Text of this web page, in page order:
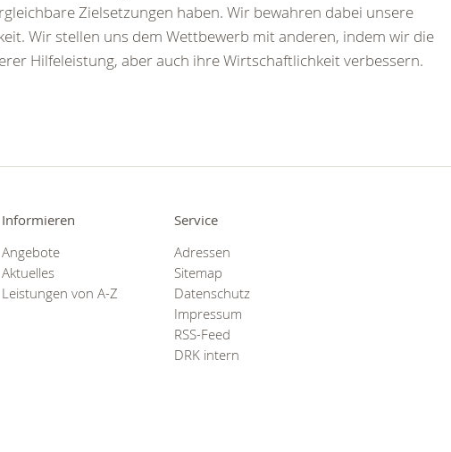
Zielsetzungen haben. Wir bewahren dabei unsere
Wir stellen uns dem Wettbewerb mit anderen, indem wir die
Hilfeleistung, aber auch ihre Wirtschaftlichkeit verbessern.
Informieren
Angebote
Aktuelles
Leistungen von A-Z
Service
Adressen
Sitemap
Datenschutz
Impressum
RSS-Feed
DRK intern